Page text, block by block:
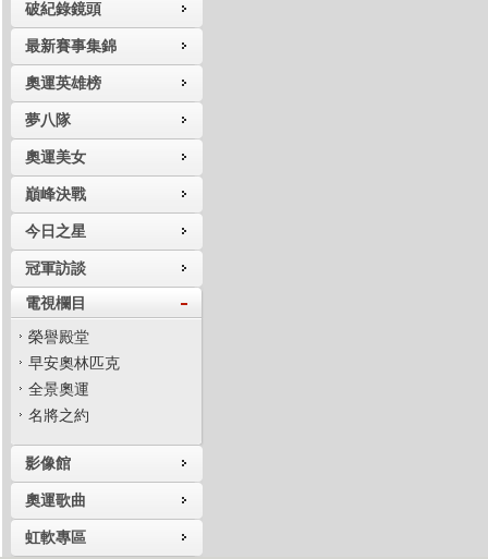
破紀錄鏡頭
最新賽事集錦
奧運英雄榜
夢八隊
奧運美女
巔峰決戰
今日之星
冠軍訪談
電視欄目
榮譽殿堂
早安奧林匹克
全景奧運
名將之約
影像館
奧運歌曲
虹軟專區